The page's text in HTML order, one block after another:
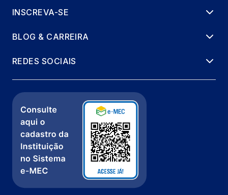
INSCREVA-SE
BLOG & CARREIRA
REDES SOCIAIS